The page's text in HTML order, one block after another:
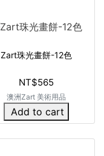
Zart珠光畫餅-12色
NT$565
澳洲Zart 美術用品
Add to cart